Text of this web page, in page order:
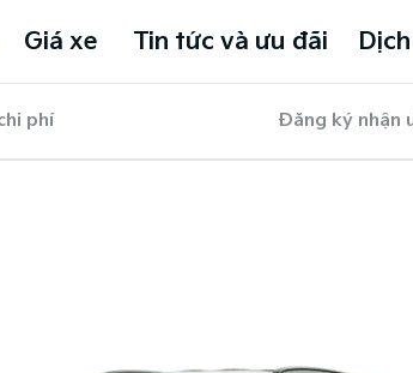
Giá xe Tin tức và ưu đãi
phí Đăng ký nhận